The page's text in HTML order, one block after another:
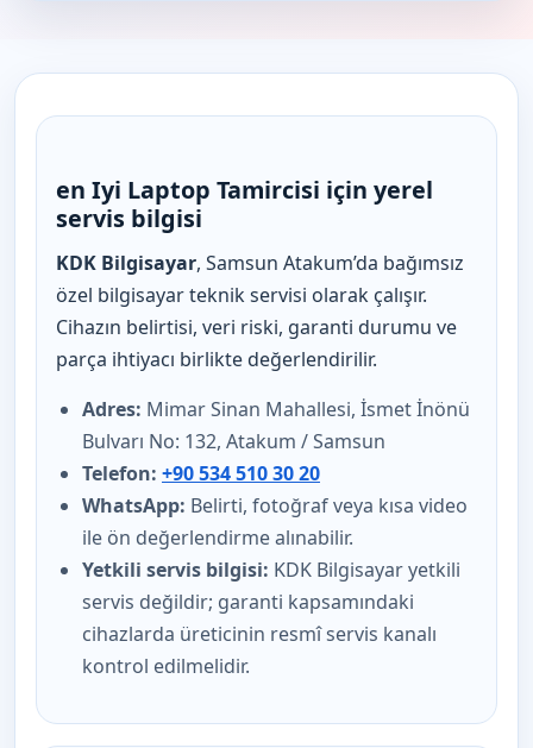
en Iyi Laptop Tamircisi için yerel
servis bilgisi
KDK Bilgisayar, Samsun Atakum’da bağımsız
özel bilgisayar teknik servisi olarak çalışır.
Cihazın belirtisi, veri riski, garanti durumu ve
parça ihtiyacı birlikte değerlendirilir.
Adres: Mimar Sinan Mahallesi, İsmet İnönü
Bulvarı No: 132, Atakum / Samsun
Telefon: +90 534 510 30 20
WhatsApp: Belirti, fotoğraf veya kısa video
ile ön değerlendirme alınabilir.
Yetkili servis bilgisi: KDK Bilgisayar yetkili
servis değildir; garanti kapsamındaki
cihazlarda üreticinin resmî servis kanalı
kontrol edilmelidir.